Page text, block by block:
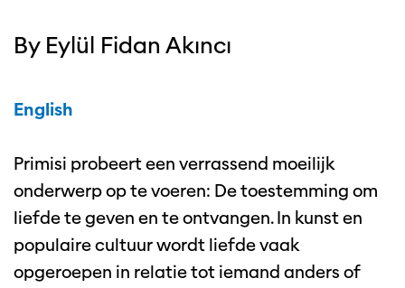
By Eylül Fidan Akıncı
English
Primisi probeert een verrassend moeilijk
onderwerp op te voeren: De toestemming om
liefde te geven en te ontvangen. In kunst en
populaire cultuur wordt liefde vaak
opgeroepen in relatie tot iemand anders of